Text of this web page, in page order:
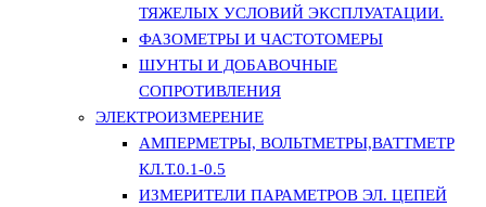
ТЯЖЕЛЫХ УСЛОВИЙ ЭКСПЛУАТАЦИИ.
ФАЗОМЕТРЫ И ЧАСТОТОМЕРЫ
ШУНТЫ И ДОБАВОЧНЫЕ
СОПРОТИВЛЕНИЯ
ЭЛЕКТРОИЗМЕРЕНИЕ
АМПЕРМЕТРЫ, ВОЛЬТМЕТРЫ,ВАТТМЕТР
КЛ.Т.0.1-0.5
ИЗМЕРИТЕЛИ ПАРАМЕТРОВ ЭЛ. ЦЕПЕЙ